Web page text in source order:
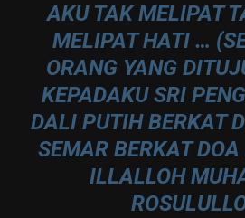
AKU TAK MELIPAT
MELIPAT HATI …
ORANG YANG
KEPADAKU SRI
DALI PUTIH BERKAT
SEMAR BERKAT
ILLALLOH